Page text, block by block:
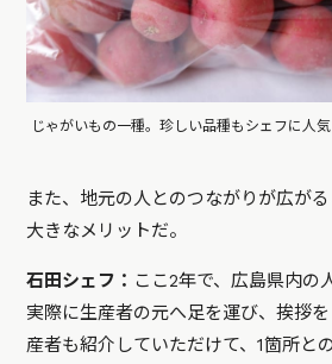
じゃがいもの一種。珍しい品種もシェフに人気
また、地元の人とのつながりが広が
大きなメリットだ。
石田シェフ： ここ2年で、広島県内の
実際に生産者の元へ足を運び、挨拶
産者も紹介していただけて、1箇所と